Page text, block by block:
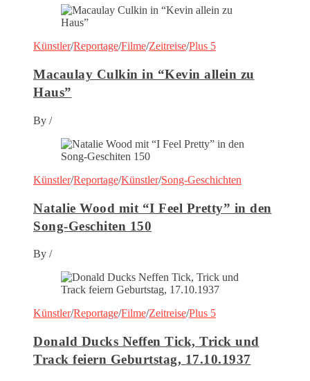
Künstler/Reportage/Filme/Zeitreise/Plus 5
Macaulay Culkin in “Kevin allein zu
Haus”
By /
Künstler/Reportage/Künstler/Song-Geschichten
Natalie Wood mit “I Feel Pretty” in den
Song-Geschiten 150
By /
Künstler/Reportage/Filme/Zeitreise/Plus 5
Donald Ducks Neffen Tick, Trick und
Track feiern Geburtstag, 17.10.1937